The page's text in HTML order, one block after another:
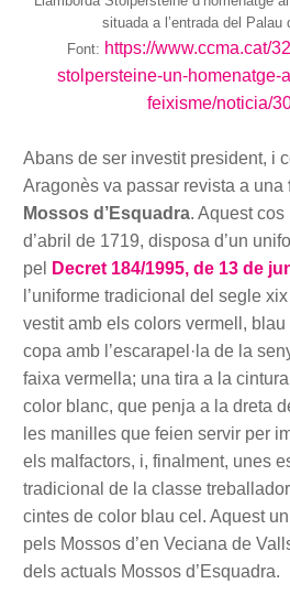
situada a l’entrada del Palau
Font: https://www.ccma.cat/
stolpersteine-un-homenatge-
feixisme/noticia/
Abans de ser investit president, i
Aragonès va passar revista a una
Mossos d’Esquadra. Aquest
d’abril de 1719, disposa d’un
pel
Decret 184/1995, de 13 de
l’uniforme tradicional del segle
vestit amb els colors vermell,
copa amb l’escarapel·la de la
faixa vermella; una tira a la
color blanc, que penja a la dreta
les manilles que feien servir per
els malfactors, i, finalment, unes
tradicional de la classe
cintes de color blau cel. Aquest
pels Mossos d’en Veciana de
dels actuals Mossos d’Esquadra.